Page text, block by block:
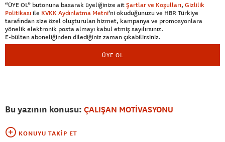
“ÜYE OL” butonuna basarak üyeliğinize aitŞartlar ve Koşulları, Gizlilik
Politikası ile KVKK Aydınlatma Metni’ni okuduğunuzu ve HBR Türkiye
tarafından size özel oluşturulan hizmet, kampanya ve promosyonlara
yönelik elektronik posta almayı kabul etmiş sayılırsınız.
E-bülten aboneliğinden dilediğiniz zaman çıkabilirsiniz.
ÜYE OL
Bu yazının konusu: ÇALIŞAN MOTİVASYONU
KONUYU TAKIP ET